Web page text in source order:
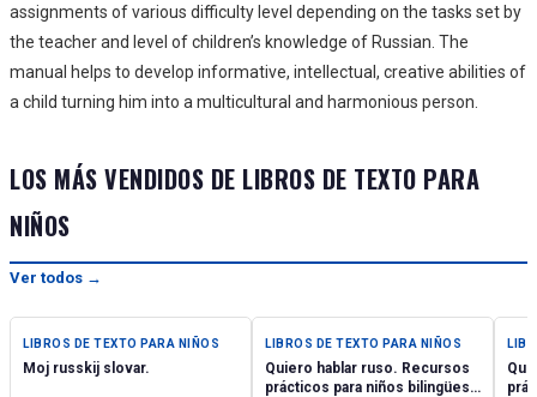
assignments of various difficulty level depending on the tasks set by
the teacher and level of children’s knowledge of Russian. The
manual helps to develop informative, intellectual, creative abilities of
a child turning him into a multicultural and harmonious person.
LOS MÁS VENDIDOS DE LIBROS DE TEXTO PARA
NIÑOS
Ver todos →
LIBROS DE TEXTO PARA NIÑOS
Moj russkij slovar.
LIBROS DE TEXTO PARA NIÑOS
Quiero hablar ruso. Recursos
prácticos para niños bilingües.